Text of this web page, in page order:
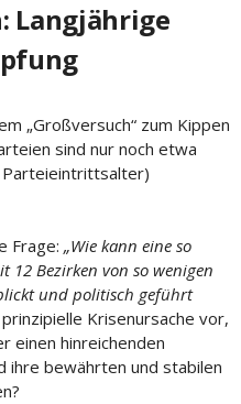
Langjährige
„Großversuch“ zum Kippen
sind nur noch etwa
Parteieintrittsalter)
Frage: „Wie kann eine so
12 Bezirken von so wenigen
und politisch geführt
Krisenursache vor,
einen hinreichenden
ihre bewährten und stabilen